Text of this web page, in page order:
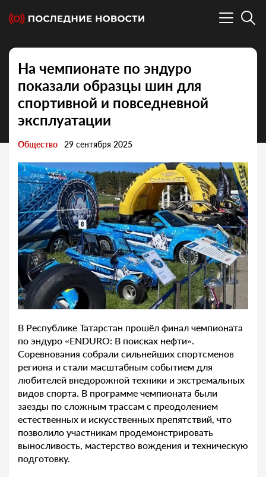
На чемпионате по эндуро
показали образцы шин для
спортивной и повседневной
эксплуатации
Общество 29 сентября 2025
В Республике Татарстан прошёл финал чемпионата
по эндуро «ENDURO: В поисках нефти».
Соревнования собрали сильнейших спортсменов
региона и стали масштабным событием для
любителей внедорожной техники и экстремальных
видов спорта. В программе чемпионата были
заезды по сложным трассам с преодолением
естественных и искусственных препятствий, что
позволило участникам продемонстрировать
выносливость, мастерство вождения и техническую
подготовку.